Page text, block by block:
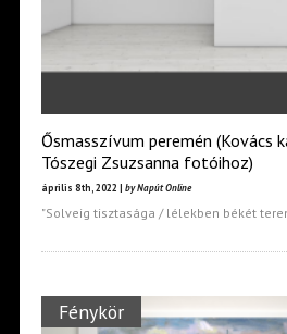
Ősmasszívum peremén (Kovács
Tószegi Zsuzsanna fotóihoz)
április 8th, 2022 | by Napút Online
"Solveig tisztasága / lélekben békét
Fénykör